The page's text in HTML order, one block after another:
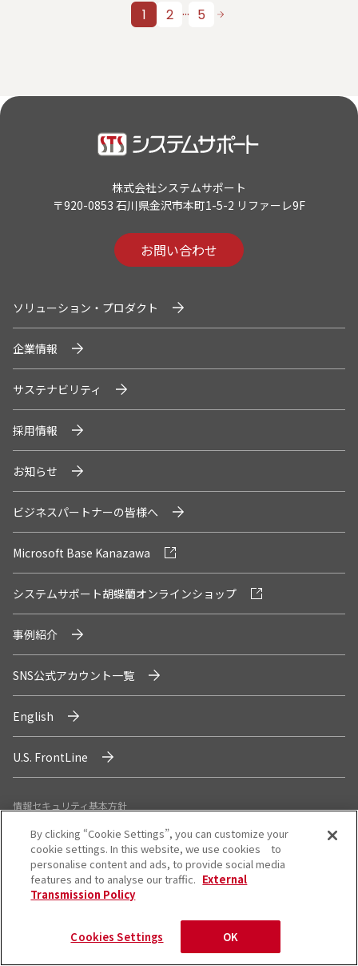
1 2 … 5
株式会社システムサポート
〒920-0853 石川県金沢市本町1-5-2 リファーレ9F
お問い合わせ
ソリューション・プロダクト
企業情報
サステナビリティ
採用情報
お知らせ
ビジネスパートナーの皆様へ
Microsoft Base Kanazawa
システムサポート胡蝶蘭オンラインショップ
事例紹介
SNS公式アカウント一覧
English
U.S. FrontLine
情報セキュリティ基本方針
個人情報保護方針
個人情報の取り扱いについて
外部送信ポリシー
サイトのご利用について
特定個人情報等の適正な取り扱いに関する基本方針
カスタマーハラスメントに関する指針
By clicking “Cookie Settings”, you can customize your
cookie settings. In this website, we use cookies to
personalise content and ads, to provide social media
features and to analyse our traffic. External
Transmission Policy
Cookies Settings OK